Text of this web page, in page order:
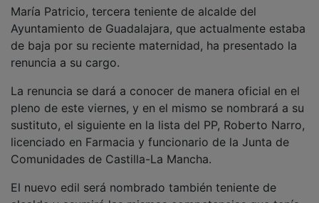
Ayuntamiento de Guadalajara, que actualmente estaba
de baja por su reciente maternidad, ha presentado la
renuncia a su cargo.
pleno de este viernes, y en el mismo se nombrará a su
sustituto, el siguiente en la lista del PP, Roberto Narro,
licenciado en Farmacia y funcionario de la Junta de
Comunidades de Castilla-La Mancha.
alcalde y asumirá las mismas competencias que tenía